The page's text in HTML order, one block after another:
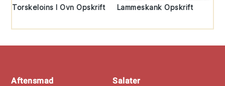
Torskeloins I Ovn Opskrift Lammeskank Opskrift
Aftensmad
Salater